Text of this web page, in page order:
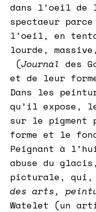
dans l’oeil de
spectaeur
l’oeil, en
lourde,
(Journal des
et de leur
Dans les
qu’il expose,
sur le pigment
forme et le
Peignant à
abuse du
picturale, qui,
des arts,
Watelet (un